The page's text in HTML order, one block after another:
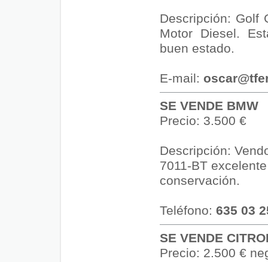
Descripción: Golf
Motor Diesel.
buen estado.
E-mail:
SE VENDE BMW
Precio: 3.500 €
Descripción:
7011-BT
conservación.
Teléfono: 635 03
SE VENDE
Precio: 2.500 €